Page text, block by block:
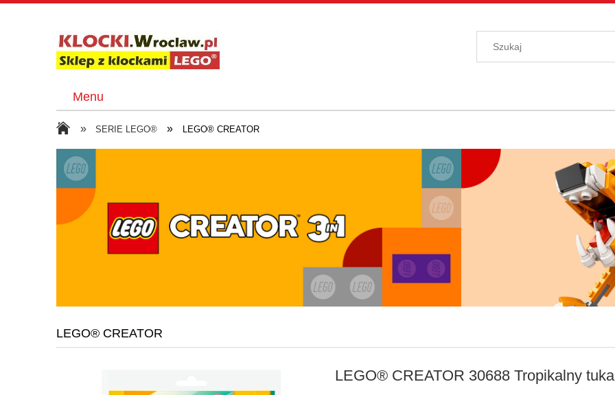
Menu
» SERIE LEGO® » LEGO® CREATOR
LEGO® CREATOR
LEGO® CREATOR 30688 Tropikalny